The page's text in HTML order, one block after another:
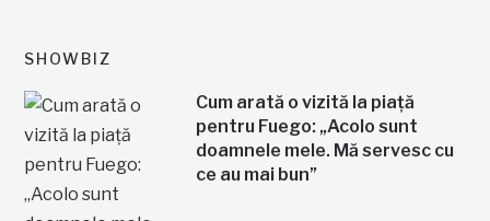
SHOWBIZ
Cum arată o vizită la piață
pentru Fuego: „Acolo sunt
doamnele mele. Mă servesc cu
ce au mai bun”